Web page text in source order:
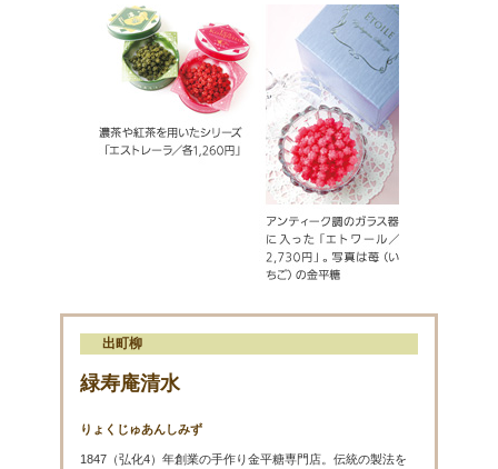
出町柳
緑寿庵清水
りょくじゅあんしみず
1847（弘化4）年創業の手作り金平糖専門店。伝統の製法を